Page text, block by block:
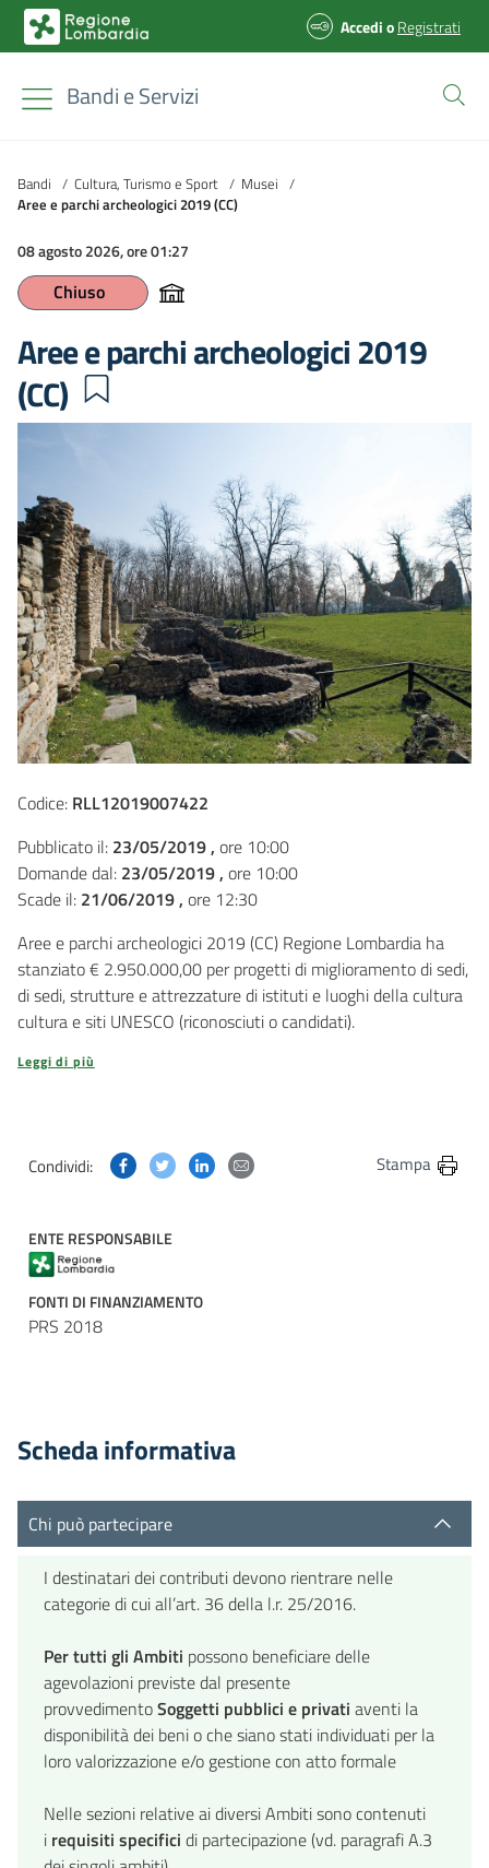
AccedioRegistrati
Bandi e Servizi
Bandi / Cultura, Turismo e Sport / Musei /
Aree e parchi archeologici 2019 (CC)
08 agosto 2026, ore 01:27
Chiuso
Aree e parchi archeologici 2019
(CC)
Codice: RLL12019007422
Pubblicato il: 23/05/2019 , ore 10:00
Domande dal: 23/05/2019 , ore 10:00
Scade il: 21/06/2019 , ore 12:30
Aree e parchi archeologici 2019 (CC) Regione Lombardia ha
stanziato € 2.950.000,00 per progetti di miglioramento di sedi,
di sedi, strutture e attrezzature di istituti e luoghi della cultura
cultura e siti UNESCO (riconosciuti o candidati).
Leggi di più
Condividi: Condividi questa pagina su Facebook
Condividi questa pagina su Twitter
Condividi questa pagina su Linkedin
Condividi questa pagina via
Stampa
ENTE RESPONSABILE
FONTI DI FINANZIAMENTO
PRS 2018
Scheda informativa
Chi può partecipare
I destinatari dei contributi devono rientrare nelle
categorie di cui all’art. 36 della l.r. 25/2016.
Per tutti gli Ambiti possono beneficiare delle
agevolazioni previste dal presente
provvedimentoSoggetti pubblici e privati aventi la
disponibilità dei beni o che siano stati individuati per la
loro valorizzazione e/o gestione con atto formale
Nelle sezioni relative ai diversi Ambiti sono contenuti
i requisiti specifici di partecipazione (vd. paragrafi A.3